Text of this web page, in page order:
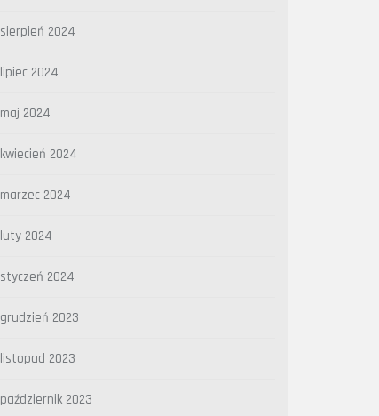
sierpień 2024
lipiec 2024
maj 2024
kwiecień 2024
marzec 2024
luty 2024
styczeń 2024
grudzień 2023
listopad 2023
październik 2023